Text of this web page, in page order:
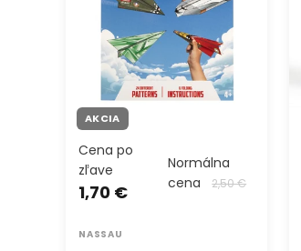
AKCIA
Cena po
zľave
1,70 €
Normálna
cena
2,50 €
NASSAU